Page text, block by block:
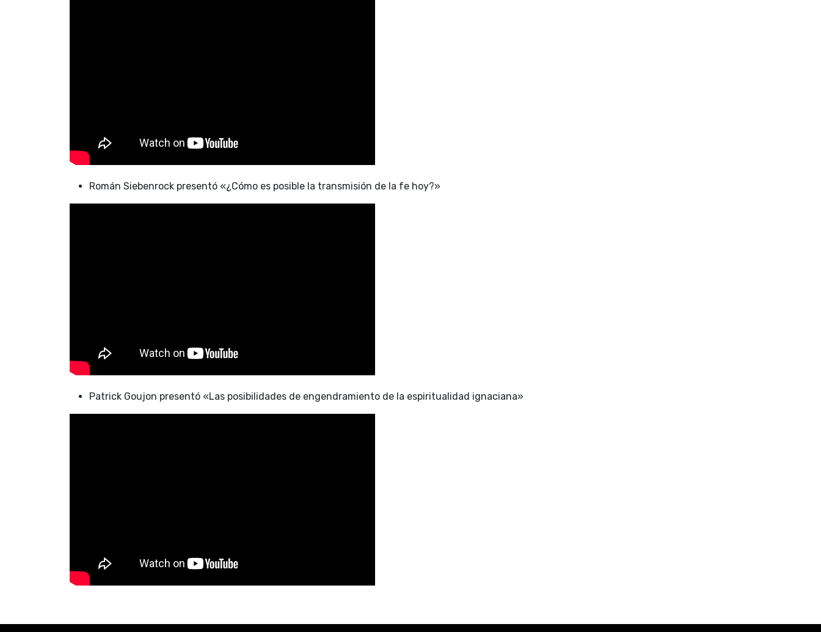
Román Siebenrock presentó «¿Cómo es posible la transmisión de la fe hoy?»
Patrick Goujon presentó «Las posibilidades de engendramiento de la espiritualidad ignaciana»